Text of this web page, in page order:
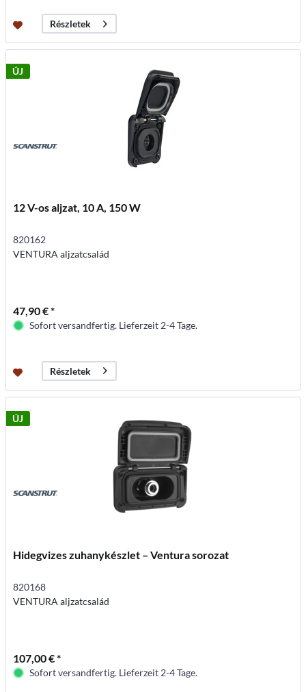
Részletek
ÚJ
12 V-os aljzat, 10 A, 150 W
820162
VENTURA aljzatcsalád
47,90 € *
Sofort versandfertig. Lieferzeit 2-4 Tage.
Részletek
ÚJ
Hidegvizes zuhanykészlet – Ventura sorozat
820168
VENTURA aljzatcsalád
107,00 € *
Sofort versandfertig. Lieferzeit 2-4 Tage.